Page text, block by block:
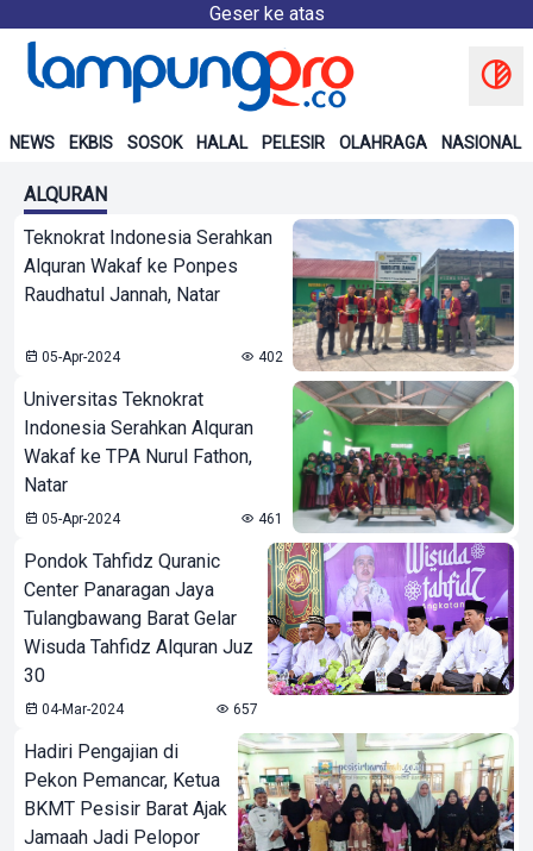
Geser ke atas
NEWS EKBIS SOSOK HALAL PELESIR OLAHRAGA NASIONAL
ALQURAN
Teknokrat Indonesia Serahkan
Alquran Wakaf ke Ponpes
Raudhatul Jannah, Natar
05-Apr-2024 402
Universitas Teknokrat
Indonesia Serahkan Alquran
Wakaf ke TPA Nurul Fathon,
Natar
05-Apr-2024 461
Pondok Tahfidz Quranic
Center Panaragan Jaya
Tulangbawang Barat Gelar
Wisuda Tahfidz Alquran Juz
30
04-Mar-2024 657
Hadiri Pengajian di
Pekon Pemancar, Ketua
BKMT Pesisir Barat Ajak
Jamaah Jadi Pelopor